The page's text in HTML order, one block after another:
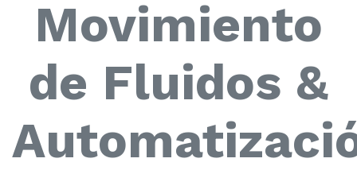
Movimiento
de Fluidos &